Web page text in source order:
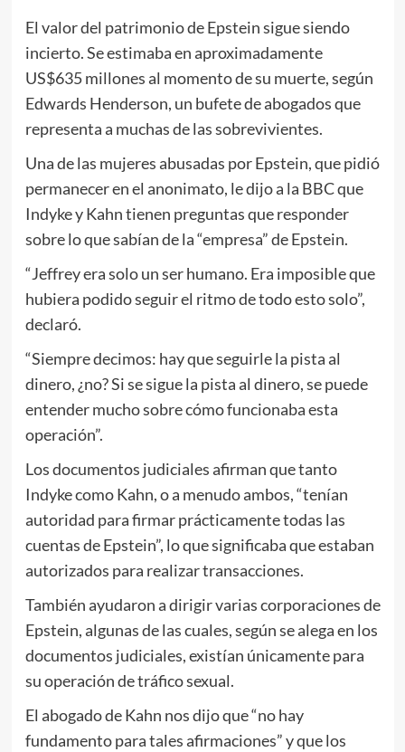
El valor del patrimonio de Epstein sigue siendo
incierto. Se estimaba en aproximadamente
US$635 millones al momento de su muerte, según
Edwards Henderson, un bufete de abogados que
representa a muchas de las sobrevivientes.
Una de las mujeres abusadas por Epstein, que pidió
permanecer en el anonimato, le dijo a la BBC que
Indyke y Kahn tienen preguntas que responder
sobre lo que sabían de la “empresa” de Epstein.
“Jeffrey era solo un ser humano. Era imposible que
hubiera podido seguir el ritmo de todo esto solo”,
declaró.
“Siempre decimos: hay que seguirle la pista al
dinero, ¿no? Si se sigue la pista al dinero, se puede
entender mucho sobre cómo funcionaba esta
operación”.
Los documentos judiciales afirman que tanto
Indyke como Kahn, o a menudo ambos, “tenían
autoridad para firmar prácticamente todas las
cuentas de Epstein”, lo que significaba que estaban
autorizados para realizar transacciones.
También ayudaron a dirigir varias corporaciones de
Epstein, algunas de las cuales, según se alega en los
documentos judiciales, existían únicamente para
su operación de tráfico sexual.
El abogado de Kahn nos dijo que “no hay
fundamento para tales afirmaciones” y que los